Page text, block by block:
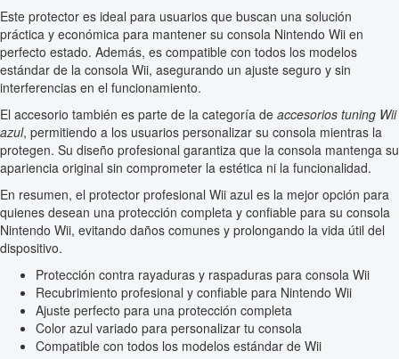
Este protector es ideal para usuarios que buscan una solución
práctica y económica para mantener su consola Nintendo Wii en
perfecto estado. Además, es compatible con todos los modelos
estándar de la consola Wii, asegurando un ajuste seguro y sin
interferencias en el funcionamiento.
El accesorio también es parte de la categoría de accesorios tuning Wii
azul, permitiendo a los usuarios personalizar su consola mientras la
protegen. Su diseño profesional garantiza que la consola mantenga su
apariencia original sin comprometer la estética ni la funcionalidad.
En resumen, el protector profesional Wii azul es la mejor opción para
quienes desean una protección completa y confiable para su consola
Nintendo Wii, evitando daños comunes y prolongando la vida útil del
dispositivo.
Protección contra rayaduras y raspaduras para consola Wii
Recubrimiento profesional y confiable para Nintendo Wii
Ajuste perfecto para una protección completa
Color azul variado para personalizar tu consola
Compatible con todos los modelos estándar de Wii